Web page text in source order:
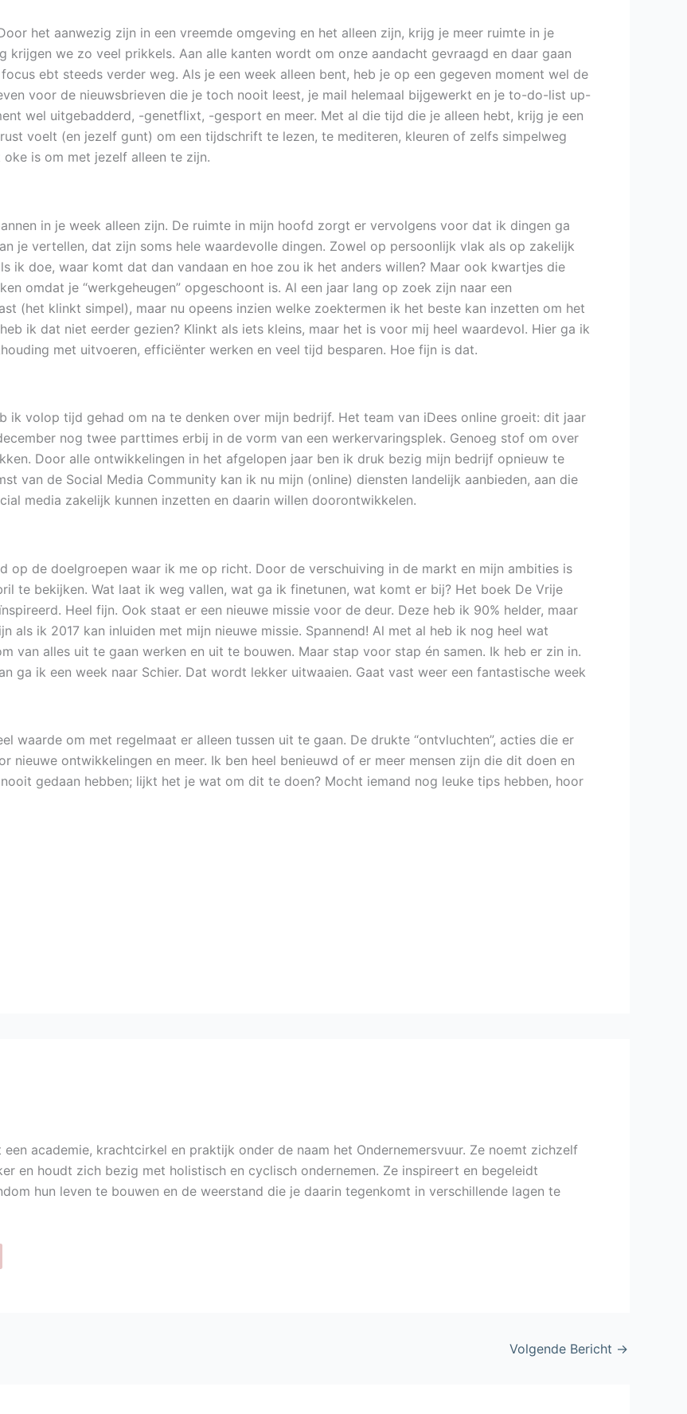
het aanwezig zijn in een vreemde omgeving en het alleen zijn, krijg je meer ruimte in je
krijgen we zo veel prikkels. Aan alle kanten wordt om onze aandacht gevraagd en daar gaan
ebt steeds verder weg. Als je een week alleen bent, heb je op een gegeven moment wel de
voor de nieuwsbrieven die je toch nooit leest, je mail helemaal bijgewerkt en je to-do-list up-
wel uitgebadderd, -genetflixt, -gesport en meer. Met al die tijd die je alleen hebt, krijg je een
voelt (en jezelf gunt) om een tijdschrift te lezen, te mediteren, kleuren of zelfs simpelweg
is om met jezelf alleen te zijn.
in je week alleen zijn. De ruimte in mijn hoofd zorgt er vervolgens voor dat ik dingen ga
je vertellen, dat zijn soms hele waardevolle dingen. Zowel op persoonlijk vlak als op zakelijk
ik doe, waar komt dat dan vandaan en hoe zou ik het anders willen? Maar ook kwartjes die
omdat je “werkgeheugen” opgeschoont is. Al een jaar lang op zoek zijn naar een
(het klinkt simpel), maar nu opeens inzien welke zoektermen ik het beste kan inzetten om het
ik dat niet eerder gezien? Klinkt als iets kleins, maar het is voor mij heel waardevol. Hier ga ik
met uitvoeren, efficiënter werken en veel tijd besparen. Hoe fijn is dat.
ik volop tijd gehad om na te denken over mijn bedrijf. Het team van iDees online groeit: dit jaar
nog twee parttimes erbij in de vorm van een werkervaringsplek. Genoeg stof om over
Door alle ontwikkelingen in het afgelopen jaar ben ik druk bezig mijn bedrijf opnieuw te
van de Social Media Community kan ik nu mijn (online) diensten landelijk aanbieden, aan die
media zakelijk kunnen inzetten en daarin willen doorontwikkelen.
op de doelgroepen waar ik me op richt. Door de verschuiving in de markt en mijn ambities is
te bekijken. Wat laat ik weg vallen, wat ga ik finetunen, wat komt er bij? Het boek De Vrije
Heel fijn. Ook staat er een nieuwe missie voor de deur. Deze heb ik 90% helder, maar
als ik 2017 kan inluiden met mijn nieuwe missie. Spannend! Al met al heb ik nog heel wat
van alles uit te gaan werken en uit te bouwen. Maar stap voor stap én samen. Ik heb er zin in.
ga ik een week naar Schier. Dat wordt lekker uitwaaien. Gaat vast weer een fantastische week
waarde om met regelmaat er alleen tussen uit te gaan. De drukte “ontvluchten”, acties die er
nieuwe ontwikkelingen en meer. Ik ben heel benieuwd of er meer mensen zijn die dit doen en
gedaan hebben; lijkt het je wat om dit te doen? Mocht iemand nog leuke tips hebben, hoor
een academie, krachtcirkel en praktijk onder de naam het Ondernemersvuur. Ze noemt zichzelf
en houdt zich bezig met holistisch en cyclisch ondernemen. Ze inspireert en begeleidt
hun leven te bouwen en de weerstand die je daarin tegenkomt in verschillende lagen te
Volgende Bericht →